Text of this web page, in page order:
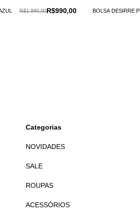
R$990,00
R$1.980,00 BOLSA DESIRRE
Categorias
NOVIDADES
SALE
ROUPAS
ACESSÓRIOS